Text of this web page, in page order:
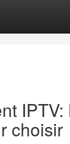
choisir